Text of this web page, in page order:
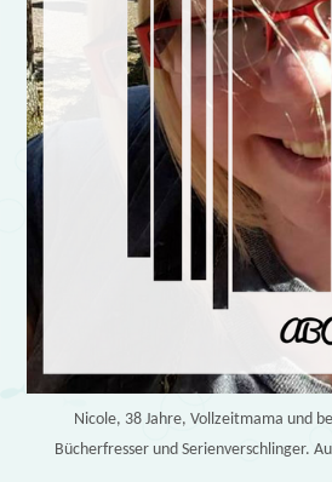
Nicole, 38 Jahre, Vollzeitmama und
Bücherfresser und Serienverschlinger.